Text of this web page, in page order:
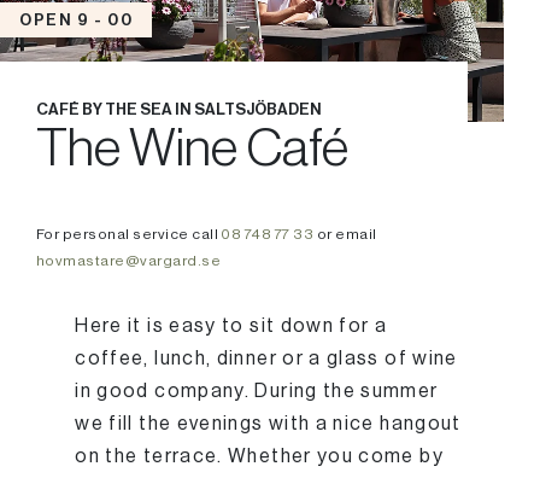
OPEN 9 - 00
CAFÉ BY THE SEA IN SALTSJÖBADEN
The Wine Café
For personal service call 08 748 77 33 or email
hovmastare@vargard.se
Here it is easy to sit down for a
coffee, lunch, dinner or a glass of wine
in good company. During the summer
we fill the evenings with a nice hangout
on the terrace. Whether you come by